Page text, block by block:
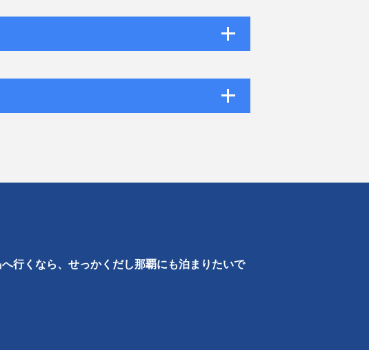
行くなら、せっかくだし那覇にも泊まりたいで